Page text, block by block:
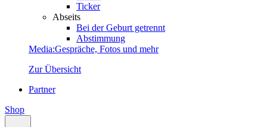
Ticker
Abseits
Bei der Geburt getrennt
Abstimmung
Media:Gespräche, Fotos und mehr
Zur Übersicht
Partner
Shop